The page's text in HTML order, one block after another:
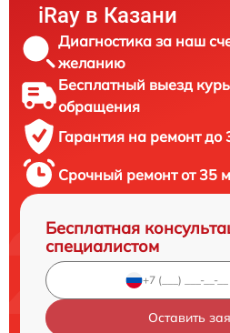
iRay в Казани
Диагностика за наш
желанию
Бесплатный выезд
обращения
Гарантия на ремонт до
Срочный ремонт от 35
Бесплатная
специалистом
Оставить